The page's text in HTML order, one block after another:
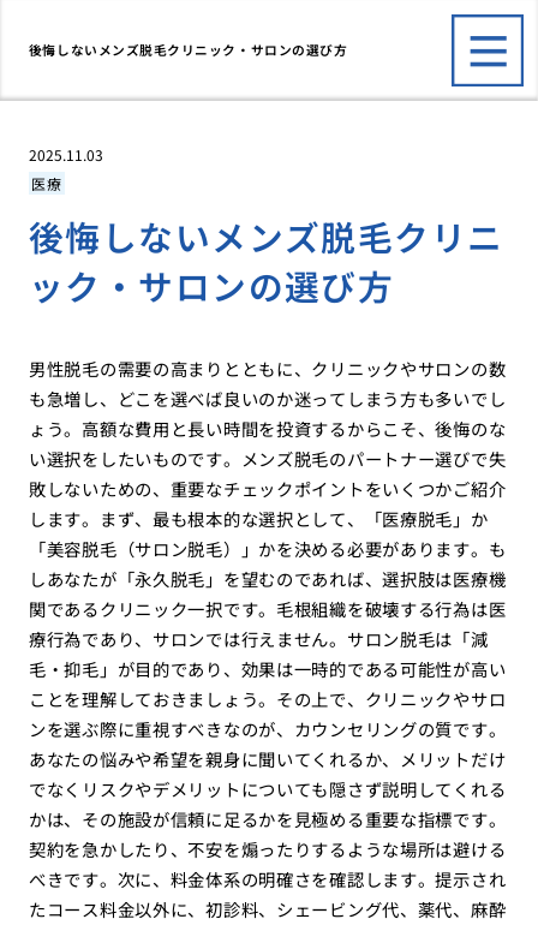
後悔しないメンズ脱毛クリニック・サロンの選び方
2025.11.03
医療
後悔しないメンズ脱毛クリニ
ック・サロンの選び方
男性脱毛の需要の高まりとともに、クリニックやサロンの数
も急増し、どこを選べば良いのか迷ってしまう方も多いでし
ょう。高額な費用と長い時間を投資するからこそ、後悔のな
い選択をしたいものです。メンズ脱毛のパートナー選びで失
敗しないための、重要なチェックポイントをいくつかご紹介
します。まず、最も根本的な選択として、「医療脱毛」か
「美容脱毛（サロン脱毛）」かを決める必要があります。も
しあなたが「永久脱毛」を望むのであれば、選択肢は医療機
関であるクリニック一択です。毛根組織を破壊する行為は医
療行為であり、サロンでは行えません。サロン脱毛は「減
毛・抑毛」が目的であり、効果は一時的である可能性が高い
ことを理解しておきましょう。その上で、クリニックやサロ
ンを選ぶ際に重視すべきなのが、カウンセリングの質です。
あなたの悩みや希望を親身に聞いてくれるか、メリットだけ
でなくリスクやデメリットについても隠さず説明してくれる
かは、その施設が信頼に足るかを見極める重要な指標です。
契約を急かしたり、不安を煽ったりするような場所は避ける
べきです。次に、料金体系の明確さを確認します。提示され
たコース料金以外に、初診料、シェービング代、薬代、麻酔